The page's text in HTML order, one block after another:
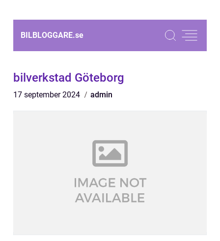
BILBLOGGARE.se
bilverkstad Göteborg
17 september 2024 admin